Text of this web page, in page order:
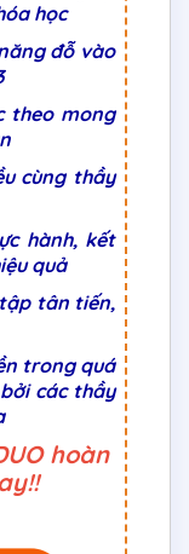
học
đỗ vào
theo mong
cùng thầy
hành, kết
quả
tập tân tiến,
trong quá
các thầy
hoàn